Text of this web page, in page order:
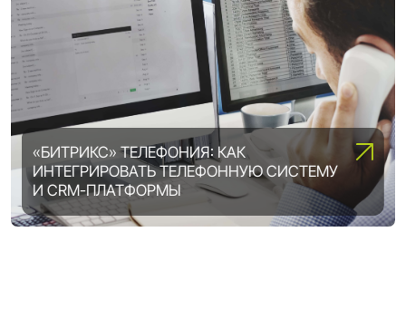
«БИТРИКС» ТЕЛЕФОНИЯ: КАК
ИНТЕГРИРОВАТЬ ТЕЛЕФОННУЮ СИСТЕМУ
И CRM-ПЛАТФОРМЫ
ВОЗМОЖНОСТИ «1С-БИТРИКС»:
ВЫБИРАЕМ ОПТИМАЛЬНУЮ ЛИЦЕНЗИЮ
DIGITAL ТРАНСФОРМАЦИЯ ПРЕДПРИЯТИЯ:
5 ШАГОВ, ЧТОБЫ ВСЕ ПОЛУЧИЛОСЬ